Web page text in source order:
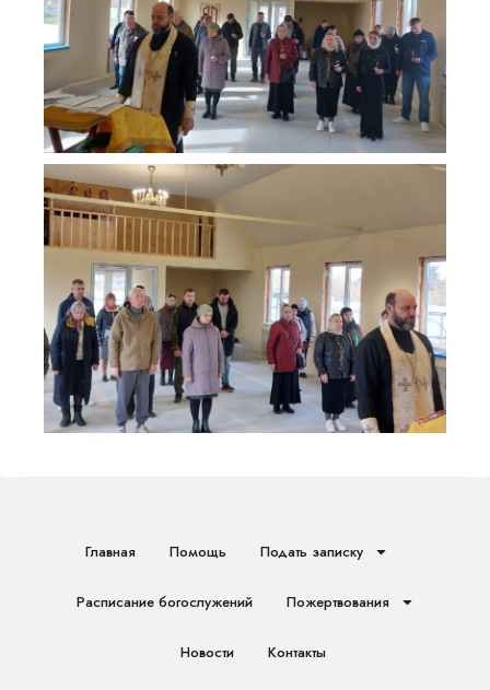
Главная Помощь Подать записку
Расписание богослужений Пожертвования
Новости Контакты